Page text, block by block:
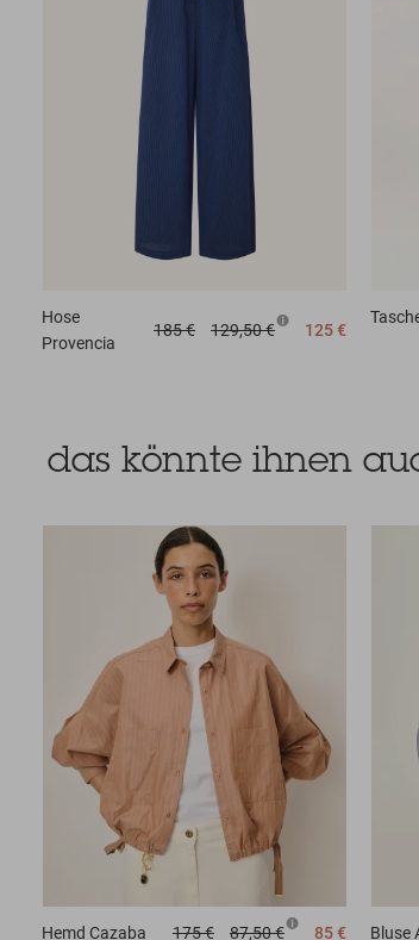
Hose
Provencia
185 € 129,50 € 125 €
das könnte ihnen
Hemd Cazaba 175 € 87,50 € 85 € Bluse